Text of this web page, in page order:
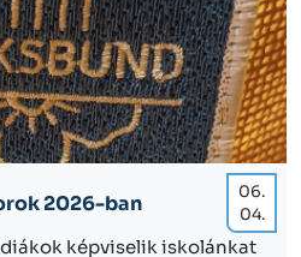
06.
04.
2026-ban
képviselik iskolánkat